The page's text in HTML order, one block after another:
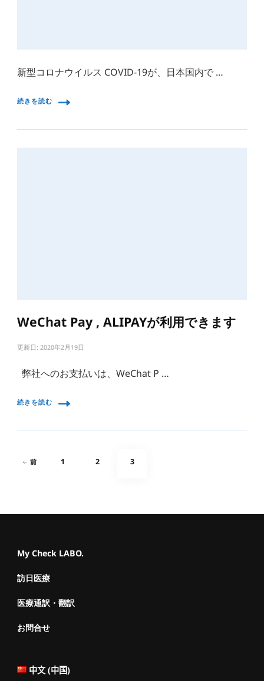
新型コロナウイルス COVID-19が、日本国内で …
続きを読む
WeChat Pay , ALIPAYが利用できます
更新日:2020年2月19日
弊社へのお支払いは、WeChat P …
続きを読む
投
ペ
ジ
送
り
前
固
ー
1
固
2
固
3
My Check LABO.
訪日医療
医療通訳・翻訳
お問合せ
中文 (中国)